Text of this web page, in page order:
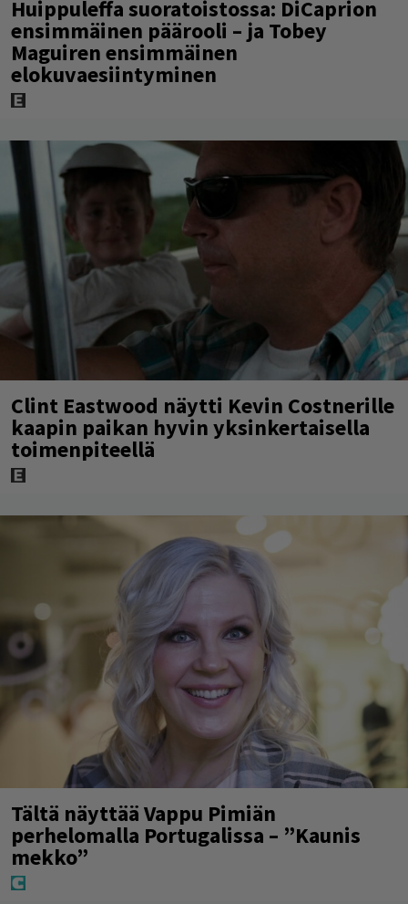
Huippuleffa suoratoistossa: DiCaprion
ensimmäinen päärooli – ja Tobey
Maguiren ensimmäinen
elokuvaesiintyminen
Clint Eastwood näytti Kevin Costnerille
kaapin paikan hyvin yksinkertaisella
toimenpiteellä
Tältä näyttää Vappu Pimiän
perhelomalla Portugalissa – ”Kaunis
mekko”